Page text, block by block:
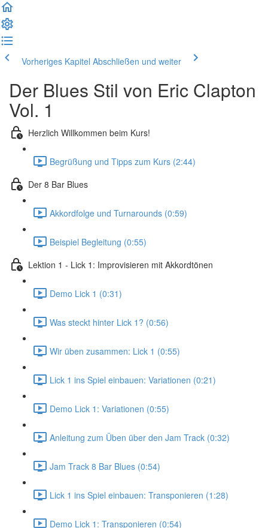
Vorheriges Kapitel Abschließen und weiter
Der Blues Stil von Eric Clapton
Vol. 1
Herzlich Willkommen beim Kurs!
Begrüßung und Tipps zum Kurs (2:44)
Der 8 Bar Blues
Akkordfolge und Turnarounds (0:59)
Beispiel Begleitung (0:55)
Lektion 1 - Lick 1: Improvisieren mit Akkordtönen
Demo Lick 1 (0:31)
Was steckt hinter Lick 1? (0:56)
Wir üben zusammen: Lick 1 (0:55)
Lick 1 ins Spiel einbauen: Variationen (0:21)
Demo Lick 1: Variationen (0:55)
Anleitung zum Üben über den Jam Track (0:32)
Jam Track 8 Bar Blues (0:54)
Lick 1 ins Spiel einbauen: Transponieren (1:28)
Demo Lick 1: Transponieren (0:54)